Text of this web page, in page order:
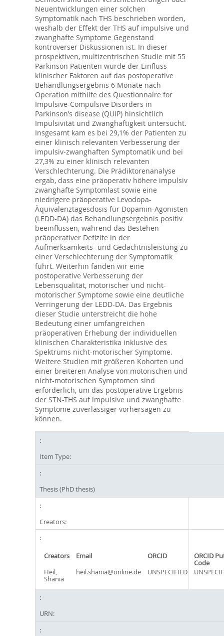
Neuentwicklungen einer solchen
Symptomatik nach THS beschrieben worden,
weshalb der Effekt der THS auf impulsive und
zwanghafte Symptome Gegenstand
kontroverser Diskussionen ist. In dieser
prospektiven, multizentrischen Studie mit 55
Parkinson Patienten wurde der Einfluss
klinischer Faktoren auf das postoperative
Behandlungsergebnis 6 Monate nach
Operation mithilfe des Questionnaire for
Impulsive-Compulsive Disorders in
Parkinson’s disease (QUIP) hinsichtlich
Impulsivität und Zwanghaftigkeit untersucht.
Insgesamt kam es bei 29,1% der Patienten zu
einer klinisch relevanten Verbesserung der
impulsiv-zwanghaften Symptomatik und bei
27,3% zu einer klinisch relevanten
Verschlechterung. Die Prädiktorenanalyse
ergab, dass eine präoperativ höhere impulsiv
zwanghafte Symptomlast sowie eine
niedrigere präoperative Levodopa-
Äquivalenztagesdosis für Dopamin-Agonisten
(LEDD-DA) das Behandlungsergebnis positiv
beeinflussen, während das Bestehen
präoperativer Defizite in der
Aufmerksamkeits- und Gedächtnisleistung zu
einer Verschlechterung der Symptomatik
führt. Weiterhin fanden wir eine
postoperative Verbesserung der
Lebensqualität, motorischer und nicht-
motorischer Symptome sowie eine deutliche
Verringerung der LEDD-DA. Das Ergebnis
dieser Studie unterstreicht die hohe
Bedeutung einer umfangreichen
präoperativen Erhebung der individuellen
klinischen Charakteristika inklusive des
Spektrums nicht-motorischer Symptome.
Weitere Studien mit größeren Kohorten und
einer breiteren Analyse von motorischen und
nicht-motorischen Symptomen sind
erforderlich, um das postoperative Ergebnis
der STN-THS auf impulsive und zwanghafte
Symptome zuverlässiger vorhersagen zu
können.
Item Type:
Thesis (PhD thesis)
Creators:
Creators Email ORCID ORCID
Code
Heil,
Shania
heil.shania@online.de UNSPECIFIED
URN: